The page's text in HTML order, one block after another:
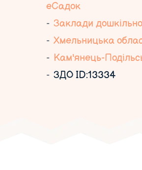
еСадок
Заклади
Хмельницька
Кам'янець-
ЗДО ID:13334